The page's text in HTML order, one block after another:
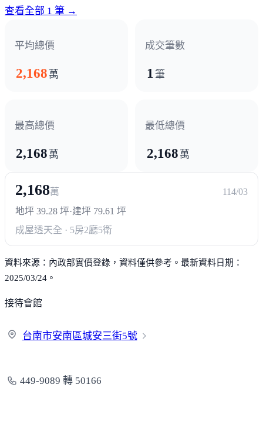
查看全部 1 筆 →
平均總價
2,168 萬
成交筆數
1 筆
最高總價
2,168 萬
最低總價
2,168 萬
2,168萬
114/03
地坪 39.28 坪·建坪 79.61 坪
成屋透天全 · 5房2廳5衛
資料來源：內政部實價登錄，資料僅供參考。最新資料日期：
2025/03/24。
接待會館
台南市安南區城安三街5號
449-9089 轉 50166